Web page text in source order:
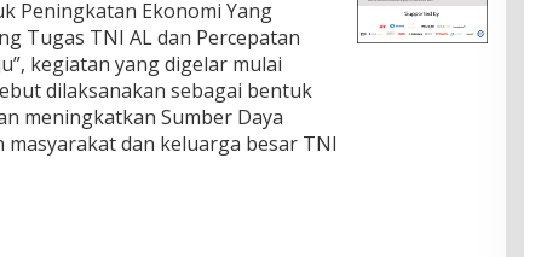
Peningkatan Ekonomi Yang
Tugas TNI AL dan Percepatan
kegiatan yang digelar mulai
dilaksanakan sebagai bentuk
meningkatkan Sumber Daya
masyarakat dan keluarga besar TNI